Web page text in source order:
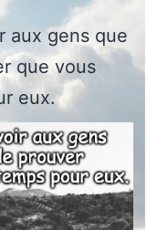
aux gens que
que vous
eux.